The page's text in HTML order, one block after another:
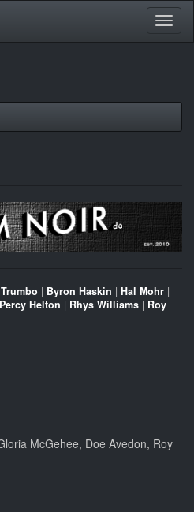
| Byron Haskin | Hal Mohr |
Percy Helton | Rhys Williams | Roy
McGehee, Doe Avedon, Roy